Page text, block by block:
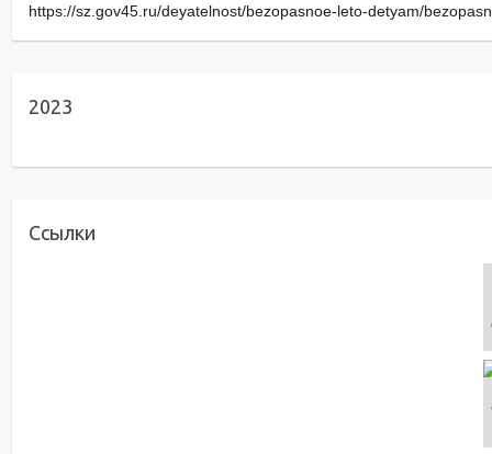
https://sz.gov45.ru/deyatelnost/bezopasnoe-leto-detyam/
2023
Ссылки